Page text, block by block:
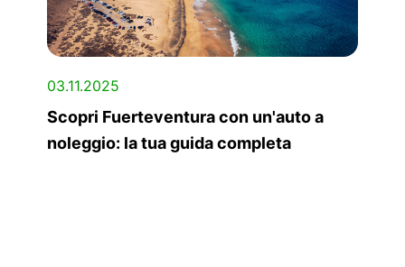
03.11.2025
Scopri Fuerteventura con un'auto a
noleggio: la tua guida completa